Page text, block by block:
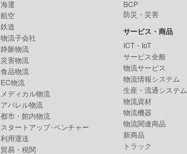
海運
航空
鉄道
物流子会社
静脈物流
災害物流
食品物流
EC物流
メディカル物流
アパレル物流
都市・館内物流
スタートアップ･ベンチャー
利用運送
貿易・税関
BCP
防災・災害
サービス・商品
ICT・IoT
サービス全般
物流サービス
物流情報システム
生産・流通システム
物流資材
物流機器
物流関連商品
新商品
トラック